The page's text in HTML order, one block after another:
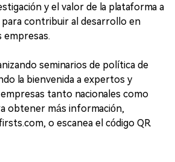
y el valor de la plataforma a
para contribuir al desarrollo en
empresas.
seminarios de política de
la bienvenida a expertos y
tanto nacionales como
obtener más información,
o escanea el código QR.